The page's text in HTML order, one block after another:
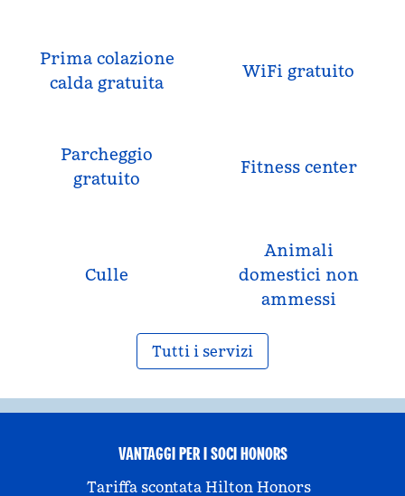
Prima colazione
calda gratuita
WiFi gratuito
Parcheggio
gratuito
Fitness center
Culle
Animali
domestici non
ammessi
Tutti i servizi
VANTAGGI PER I SOCI HONORS
Tariffa scontata Hilton Honors